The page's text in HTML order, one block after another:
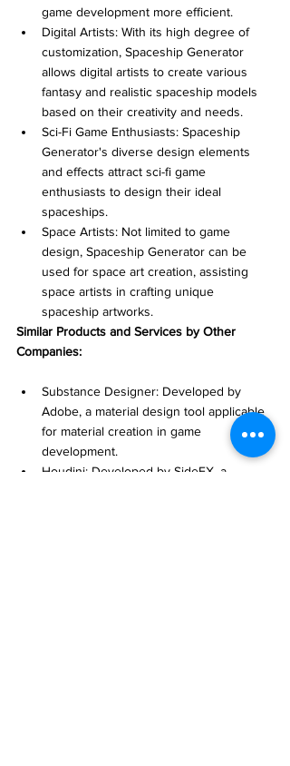
game development more efficient.
Digital Artists: With its high degree of
customization, Spaceship Generator
allows digital artists to create various
fantasy and realistic spaceship models
based on their creativity and needs.
Sci-Fi Game Enthusiasts: Spaceship
Generator's diverse design elements
and effects attract sci-fi game
enthusiasts to design their ideal
spaceships.
Space Artists: Not limited to game
design, Spaceship Generator can be
used for space art creation, assisting
space artists in crafting unique
spaceship artworks.
Similar Products and Services by Other
Companies:
Substance Designer: Developed by
Adobe, a material design tool applicable
for material creation in game
development.
Houdini: Developed by SideFX, a